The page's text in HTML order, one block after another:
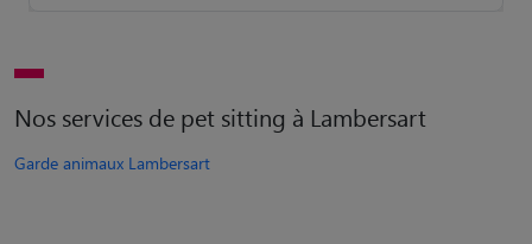
Nos services de pet sitting à Lambersart
Garde animaux Lambersart